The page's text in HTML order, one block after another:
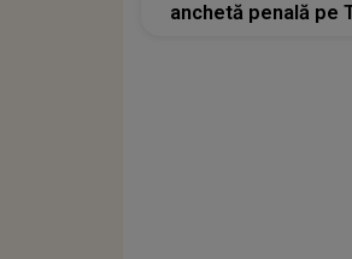
anchetă penală pe